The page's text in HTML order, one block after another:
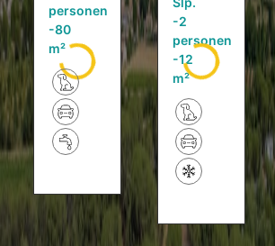
personen
80
m²
2
personen
12
m²